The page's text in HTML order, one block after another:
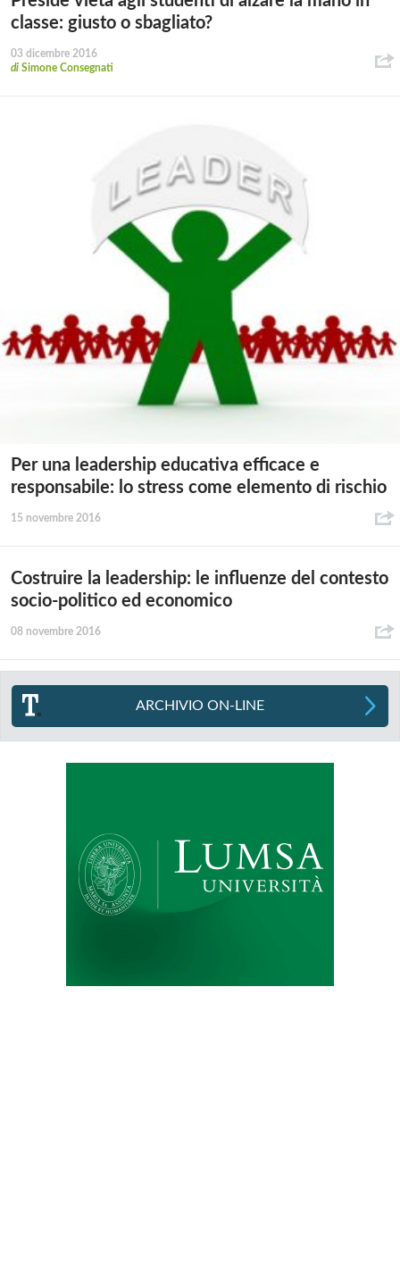
classe: giusto o sbagliato?
03 dicembre 2016
di Simone Consegnati
Per una leadership educativa efficace e
responsabile: lo stress come elemento di rischio
15 novembre 2016
Costruire la leadership: le influenze del contesto
socio-politico ed economico
08 novembre 2016
ARCHIVIO ON-LINE